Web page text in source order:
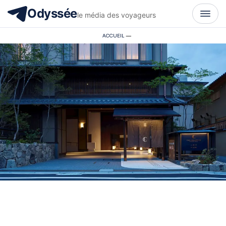
Odysséele média des voyageurs
ACCUEIL —